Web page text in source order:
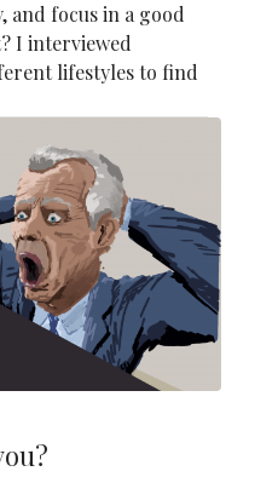
and focus in a good
I interviewed
lifestyles to find